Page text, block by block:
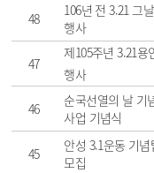
48
106년 전 3.21 그
행사
47
제105주년 3.21
행사
46
순국선열의 날 기
사업 기념식
45
안성 3.1운동 기
모집